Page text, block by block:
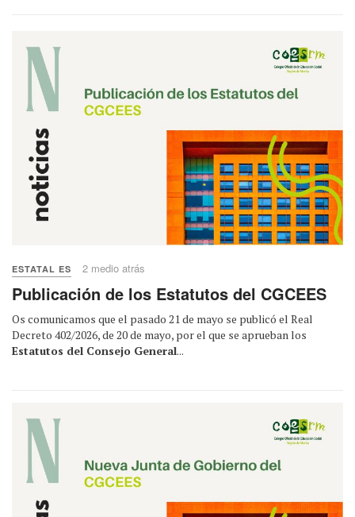
ESTATAL ES 2 medio atrás
Publicación de los Estatutos del CGCEES
Os comunicamos que el pasado 21 de mayo se publicó el Real
Decreto 402/2026, de 20 de mayo, por el que se aprueban los
Estatutos del Consejo General...